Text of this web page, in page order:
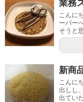
業務
こんに
ーパー
そうと
新商
こんに
出しし
出てい